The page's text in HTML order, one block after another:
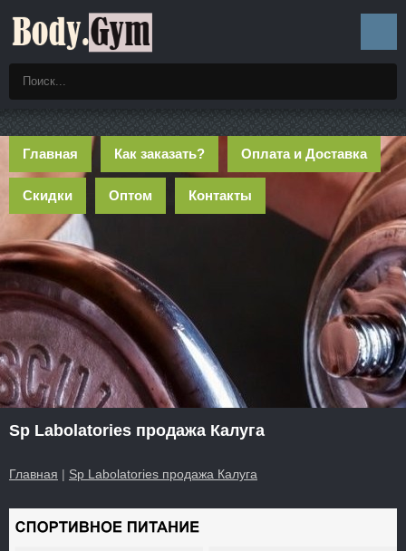
Главная Как заказать? Оплата и Доставка
Скидки Оптом Контакты
Sp Labolatories продажа Калуга
Главная | Sp Labolatories продажа Калуга